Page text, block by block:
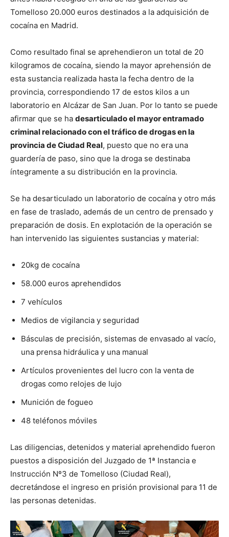
Tomelloso 20.000 euros destinados a la adquisición de
cocaína en Madrid.
Como resultado final se aprehendieron un total de 20
kilogramos de cocaína, siendo la mayor aprehensión de
esta sustancia realizada hasta la fecha dentro de la
provincia, correspondiendo 17 de estos kilos a un
laboratorio en Alcázar de San Juan. Por lo tanto se puede
afirmar que se ha desarticulado el mayor entramado
criminal relacionado con el tráfico de drogas en la
provincia de Ciudad Real, puesto que no era una
guardería de paso, sino que la droga se destinaba
íntegramente a su distribución en la provincia.
Se ha desarticulado un laboratorio de cocaína y otro más
en fase de traslado, además de un centro de prensado y
preparación de dosis. En explotación de la operación se
han intervenido las siguientes sustancias y material:
20kg de cocaína
58.000 euros aprehendidos
7 vehículos
Medios de vigilancia y seguridad
Básculas de precisión, sistemas de envasado al vacío,
una prensa hidráulica y una manual
Artículos provenientes del lucro con la venta de
drogas como relojes de lujo
Munición de fogueo
48 teléfonos móviles
Las diligencias, detenidos y material aprehendido fueron
puestos a disposición del Juzgado de 1ª Instancia e
Instrucción Nº3 de Tomelloso (Ciudad Real),
decretándose el ingreso en prisión provisional para 11 de
las personas detenidas.